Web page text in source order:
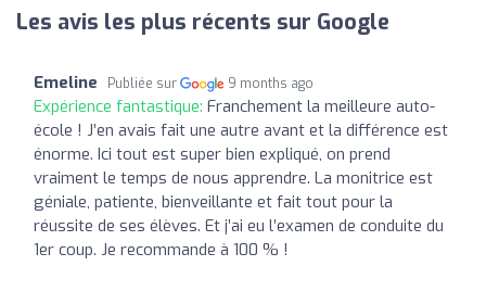
Les avis les plus récents sur Google
Emeline Publiée sur 9 months ago
Expérience fantastique: Franchement la meilleure auto-
école ! J’en avais fait une autre avant et la différence est
énorme. Ici tout est super bien expliqué, on prend
vraiment le temps de nous apprendre. La monitrice est
géniale, patiente, bienveillante et fait tout pour la
réussite de ses élèves. Et j’ai eu l’examen de conduite du
1er coup. Je recommande à 100 % !